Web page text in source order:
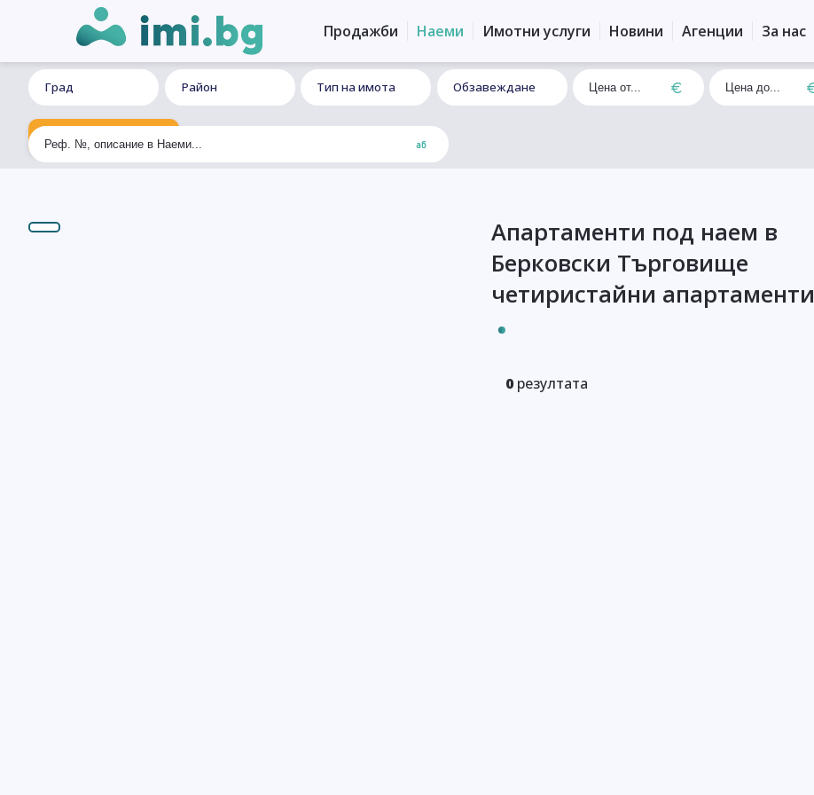
Продажби Наеми Имотни услуги Новини Агенции За нас
Град Район Тип на имота Обзавеждане
Ексклузивно търсене
Апартаменти под наем в
Берковски Търговище
четиристайни апартаменти
0 резултата